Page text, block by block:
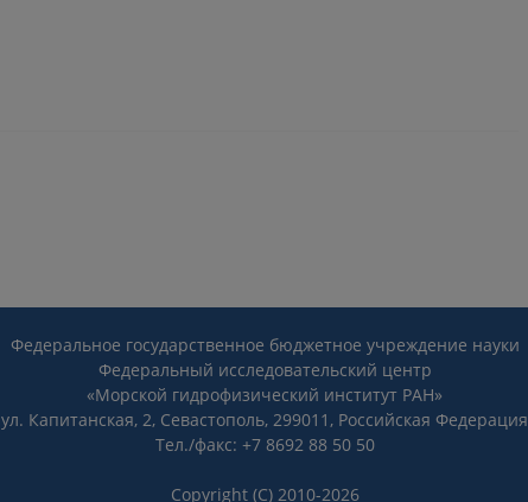
Федеральное государственное бюджетное учреждение науки
Федеральный исследовательский центр
«Морской гидрофизический институт РАН»
ул. Капитанская, 2, Севастополь, 299011, Российская Федерация
Тел./факс: +7 8692 88 50 50
Copyright (C) 2010-2026